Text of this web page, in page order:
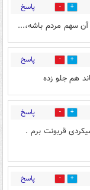
7 پاسخ
سهم مردم باشه،...
16 پاسخ
هم جلو زده
5 پاسخ
قربونت برم .
1 پاسخ